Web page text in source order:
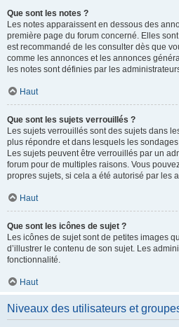
Que sont les notes ?
Les notes apparaissent en dessous des
première page du forum concerné. Elles
est recommandé de les consulter dès que
comme les annonces et les annonces
les notes sont définies par les
Haut
Que sont les sujets verrouillés ?
Les sujets verrouillés sont des sujets dans
plus répondre et dans lesquels les
Les sujets peuvent être verrouillés par un
forum pour de multiples raisons. Vous
propres sujets, si cela a été autorisé par les
Haut
Que sont les icônes de sujet ?
Les icônes de sujet sont de petites images
d’illustrer le contenu de son sujet. Les
fonctionnalité.
Haut
Niveaux des utilisateurs et